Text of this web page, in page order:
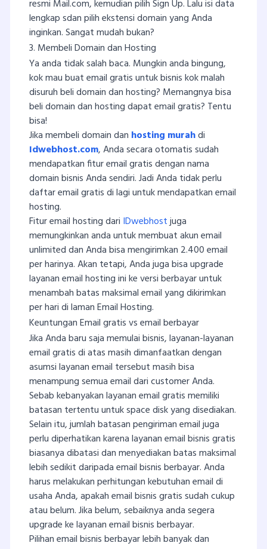
resmi Mail.com, kemudian pilih Sign Up. Lalu isi data
lengkap sdan pilih ekstensi domain yang Anda
inginkan. Sangat mudah bukan?
3. Membeli Domain dan Hosting
Ya anda tidak salah baca. Mungkin anda bingung,
kok mau buat email gratis untuk bisnis kok malah
disuruh beli domain dan hosting? Memangnya bisa
beli domain dan hosting dapat email gratis? Tentu
bisa!
Jika membeli domain dan hosting murahdi
Idwebhost.com, Anda secara otomatis sudah
mendapatkan fitur email gratis dengan nama
domain bisnis Anda sendiri. Jadi Anda tidak perlu
daftar email gratis di lagi untuk mendapatkan email
hosting.
Fitur email hosting dari IDwebhostjuga
memungkinkan anda untuk membuat akun email
unlimited dan Anda bisa mengirimkan 2.400 email
per harinya. Akan tetapi, Anda juga bisa upgrade
layanan email hosting ini ke versi berbayar untuk
menambah batas maksimal email yang dikirimkan
per hari di laman Email Hosting.
Keuntungan Email gratis vs email berbayar
Jika Anda baru saja memulai bisnis, layanan-layanan
email gratis di atas masih dimanfaatkan dengan
asumsi layanan email tersebut masih bisa
menampung semua email dari customer Anda.
Sebab kebanyakan layanan email gratis memiliki
batasan tertentu untuk space disk yang disediakan.
Selain itu, jumlah batasan pengiriman email juga
perlu diperhatikan karena layanan email bisnis gratis
biasanya dibatasi dan menyediakan batas maksimal
lebih sedikit daripada email bisnis berbayar. Anda
harus melakukan perhitungan kebutuhan email di
usaha Anda, apakah email bisnis gratis sudah cukup
atau belum. Jika belum, sebaiknya anda segera
upgrade ke layanan email bisnis berbayar.
Pilihan email bisnis berbayar lebih banyak dan